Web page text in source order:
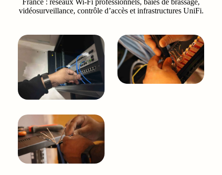
France : réseaux Wi-Fi professionnels, baies de brassage,
vidéosurveillance, contrôle d’accès et infrastructures UniFi.